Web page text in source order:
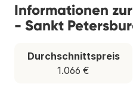
Informationen
- Sankt
Durchschnittspreis
1.066 €